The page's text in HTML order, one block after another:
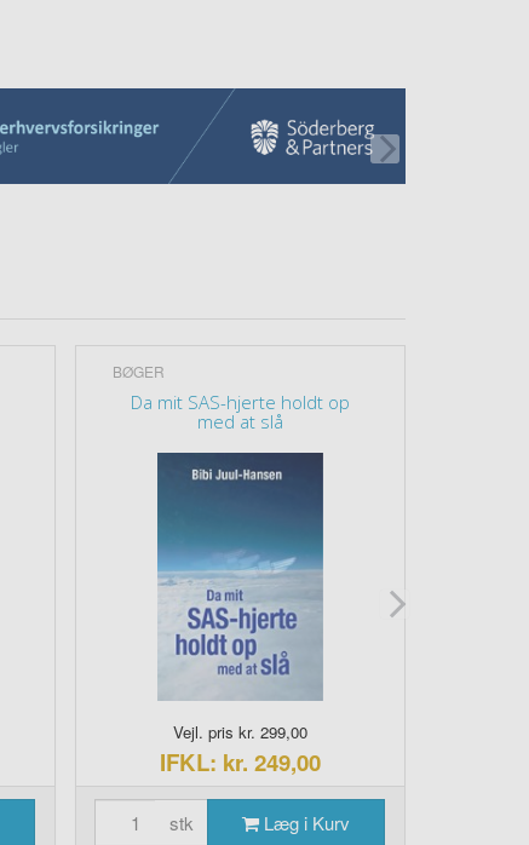
BØGER
Da mit SAS-hjerte holdt op
med at slå
Vejl. pris kr. 299,00
IFKL: kr. 249,00
stk Læg i Kurv